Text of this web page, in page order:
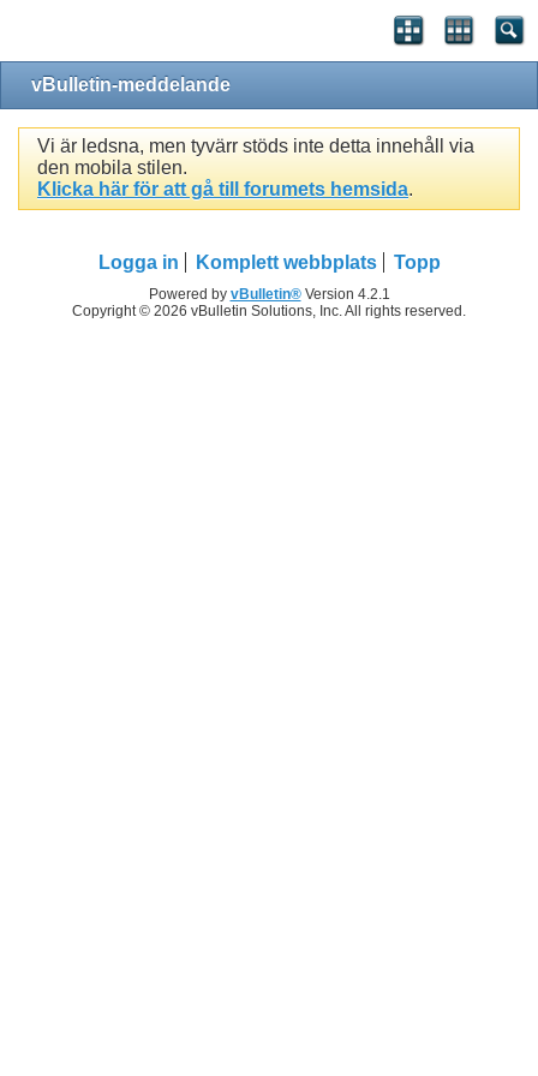
vBulletin-meddelande
Vi är ledsna, men tyvärr stöds inte detta innehåll via
den mobila stilen.
Klicka här för att gå till forumets hemsida.
Logga in Komplett webbplats Topp
Powered by vBulletin®Version 4.2.1
Copyright © 2026 vBulletin Solutions, Inc. All rights reserved.